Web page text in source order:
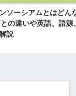
ソーシアムとはどん
の違いや英語、語源
説